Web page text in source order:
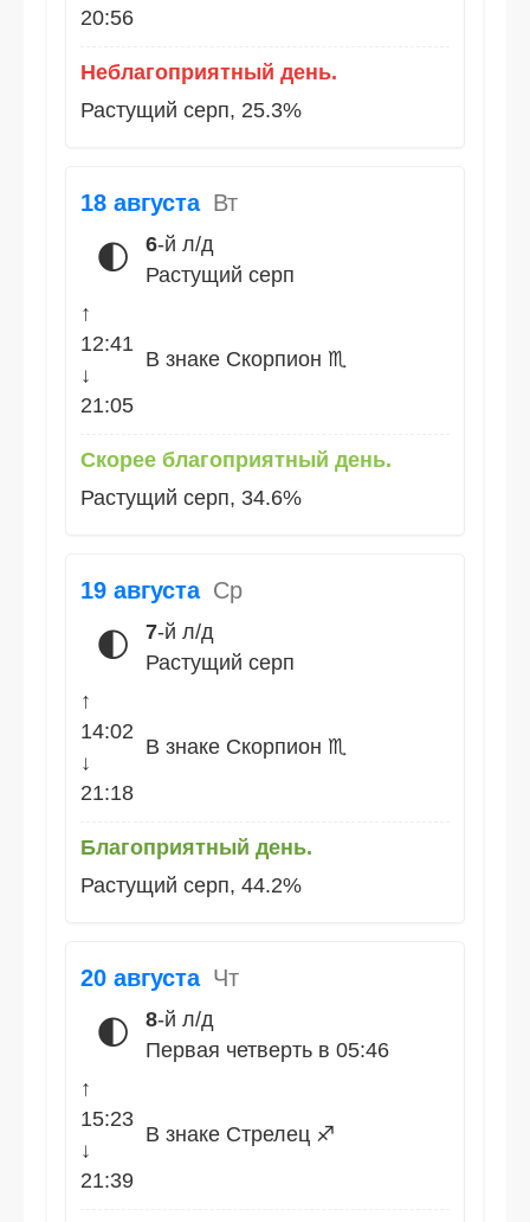
20:56
Неблагоприятный день.
Растущий серп, 25.3%
18 августа Вт
🌓 6-й л/д
Растущий серп
↑
12:41
↓
21:05
В знаке Скорпион ♏
Скорее благоприятный день.
Растущий серп, 34.6%
19 августа Ср
🌓 7-й л/д
Растущий серп
↑
14:02
↓
21:18
В знаке Скорпион ♏
Благоприятный день.
Растущий серп, 44.2%
20 августа Чт
🌓 8-й л/д
Первая четверть в 05:46
↑
15:23
↓
21:39
В знаке Стрелец ♐